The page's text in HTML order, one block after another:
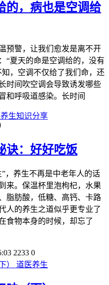
的，病也是空调给
预警，让我们愈发是离不开
“夏天的命是空调给的，没有
，空调不仅给了我们命，还
时间吹空调会导致诱发哪些
和呼吸道感染。长时间
生知识分享
诀：好好吃饭
，养生不再是中老年人的话
来。保温杯里泡枸杞，水果
脂肪酸，低糖、高钙、卡路
人的养生之道似乎更专业了
食物本身的时候，却忘了
2233 0
道医养生